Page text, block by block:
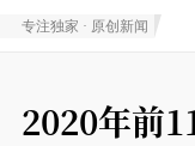
专注独家 · 原创新闻
2020年前